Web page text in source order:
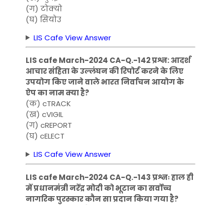
(ग) टोक्यो
(घ) सियोउ
LIS Cafe View Answer
LIS cafe March-2024 CA-Q.-142 प्रश्न: आदर्श
आचार संहिता के उल्लंघन की रिपोर्ट करने के लिए
उपयोग किए जाने वाले भारत निर्वाचन आयोग के
ऐप का नाम क्या है?
(क) cTRACK
(ख) cVIGIL
(ग) cREPORT
(घ) cELECT
LIS Cafe View Answer
LIS cafe March-2024 CA-Q.-143 प्रश्नः हाल ही
में प्रधानमंत्री नरेंद्र मोदी को भूटान का सर्वोच्च
नागरिक पुरस्कार कौन सा प्रदान किया गया है?